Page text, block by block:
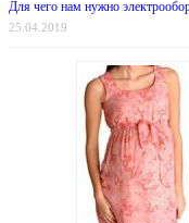
Для чего нам нужно
25.04.2019